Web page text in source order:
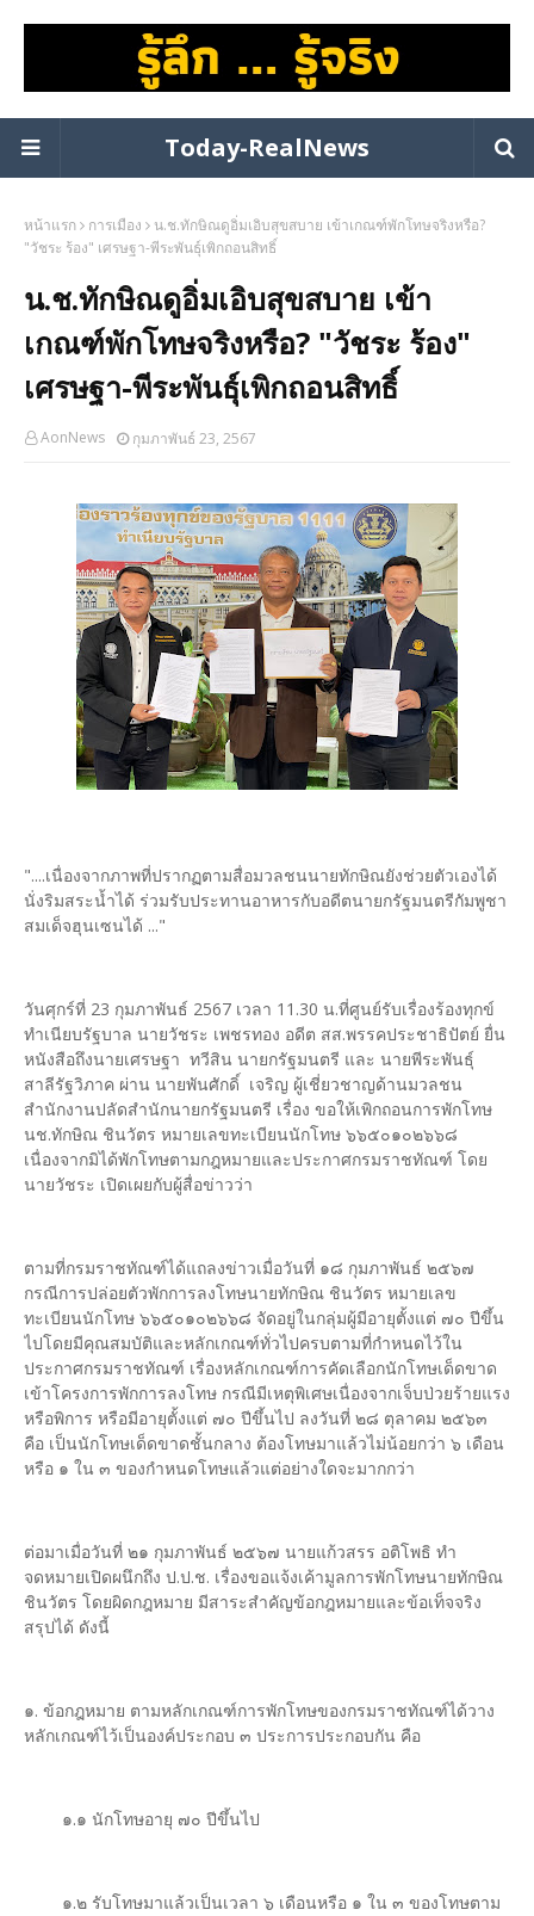
Today-RealNews
หน้าแรก การเมือง
น.ช.ทักษิณดูอิ่มเอิบสุขสบาย เข้าเกณฑ์พักโทษจริงหรือ?
"วัชระ ร้อง" เศรษฐา-พีระพันธุ์เพิกถอนสิทธิ์
น.ช.ทักษิณดูอิ่มเอิบสุขสบาย เข้า
เกณฑ์พักโทษจริงหรือ? "วัชระ ร้อง"
เศรษฐา-พีระพันธุ์เพิกถอนสิทธิ์
AonNews กุมภาพันธ์ 23, 2567
"....เนื่องจากภาพที่ปรากฏตามสื่อมวลชนนายทักษิณยังช่วยตัวเองได้
นั่งริมสระน้ำได้ ร่วมรับประทานอาหารกับอดีตนายกรัฐมนตรีกัมพูชา
สมเด็จฮุนเซนได้ ..."
วันศุกร์ที่ 23 กุมภาพันธ์ 2567 เวลา 11.30 น.ที่ศูนย์รับเรื่องร้องทุกข์
ทำเนียบรัฐบาล นายวัชระ เพชรทอง อดีต สส.พรรคประชาธิปัตย์ ยื่น
หนังสือถึงนายเศรษฐา ทวีสิน นายกรัฐมนตรี และ นายพีระพันธุ์
สาลีรัฐวิภาค ผ่าน นายพันศักดิ์ เจริญ ผู้เชี่ยวชาญด้านมวลชน
สำนักงานปลัดสำนักนายกรัฐมนตรี เรื่อง ขอให้เพิกถอนการพักโทษ
นช.ทักษิณ ชินวัตร หมายเลขทะเบียนนักโทษ ๖๖๕๐๑๐๒๖๖๘
เนื่องจากมิได้พักโทษตามกฎหมายและประกาศกรมราชทัณฑ์ โดย
นายวัชระ เปิดเผยกับผู้สื่อข่าวว่า
ตามที่กรมราชทัณฑ์ได้แถลงข่าวเมื่อวันที่ ๑๘ กุมภาพันธ์ ๒๕๖๗
กรณีการปล่อยตัวพักการลงโทษนายทักษิณ ชินวัตร หมายเลข
ทะเบียนนักโทษ ๖๖๕๐๑๐๒๖๖๘ จัดอยู่ในกลุ่มผู้มีอายุตั้งแต่ ๗๐ ปีขึ้น
ไปโดยมีคุณสมบัติและหลักเกณฑ์ทั่วไปครบตามที่กำหนดไว้ใน
ประกาศกรมราชทัณฑ์ เรื่องหลักเกณฑ์การคัดเลือกนักโทษเด็ดขาด
เข้าโครงการพักการลงโทษ กรณีมีเหตุพิเศษเนื่องจากเจ็บป่วยร้ายแรง
หรือพิการ หรือมีอายุตั้งแต่ ๗๐ ปีขึ้นไป ลงวันที่ ๒๘ ตุลาคม ๒๕๖๓
คือ เป็นนักโทษเด็ดขาดชั้นกลาง ต้องโทษมาแล้วไม่น้อยกว่า ๖ เดือน
หรือ ๑ ใน ๓ ของกำหนดโทษแล้วแต่อย่างใดจะมากกว่า
ต่อมาเมื่อวันที่ ๒๑ กุมภาพันธ์ ๒๕๖๗ นายแก้วสรร อติโพธิ ทำ
จดหมายเปิดผนึกถึง ป.ป.ช. เรื่องขอแจ้งเค้ามูลการพักโทษนายทักษิณ
ชินวัตร โดยผิดกฎหมาย มีสาระสำคัญข้อกฎหมายและข้อเท็จจริง
สรุปได้ ดังนี้
๑. ข้อกฎหมาย ตามหลักเกณฑ์การพักโทษของกรมราชทัณฑ์ได้วาง
หลักเกณฑ์ไว้เป็นองค์ประกอบ ๓ ประการประกอบกัน คือ
๑.๑ นักโทษอายุ ๗๐ ปีขึ้นไป
๑.๒ รับโทษมาแล้วเป็นเวลา ๖ เดือนหรือ ๑ ใน ๓ ของโทษตาม